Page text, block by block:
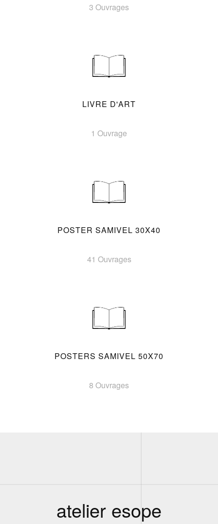
3 Ouvrages
LIVRE D'ART
1 Ouvrage
POSTER SAMIVEL 30X40
41 Ouvrages
POSTERS SAMIVEL 50X70
8 Ouvrages
atelier esope